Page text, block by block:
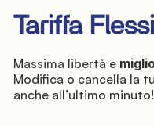
Tariffa
Massima libertà e
Modifica o cancella la
anche all’ultimo minuto!